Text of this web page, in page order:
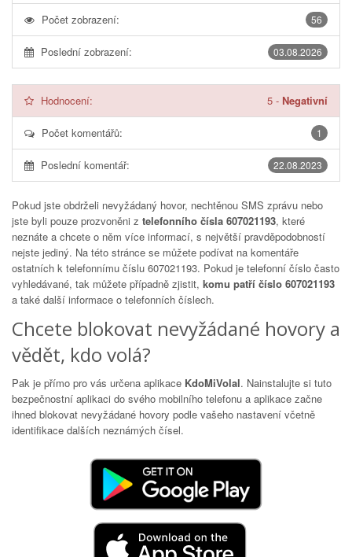
56
Počet zobrazení:
03.08.2026
Poslední zobrazení:
Hodnocení: 5 - Negativní
1
Počet komentářů:
22.08.2023
Poslední komentář:
Pokud jste obdrželi nevyžádaný hovor, nechtěnou SMS zprávu nebo
jste byli pouze prozvoněni z telefonního čísla 607021193, které
neznáte a chcete o něm více informací, s největší pravděpodobností
nejste jediný. Na této stránce se můžete podívat na komentáře
ostatních k telefonnímu číslu 607021193. Pokud je telefonní číslo často
vyhledávané, tak můžete případně zjistit, komu patří číslo 607021193
a také další informace o telefonních číslech.
Chcete blokovat nevyžádané hovory a
vědět, kdo volá?
Pak je přímo pro vás určena aplikace KdoMiVolal. Nainstalujte si tuto
bezpečnostní aplikaci do svého mobilního telefonu a aplikace začne
ihned blokovat nevyžádané hovory podle vašeho nastavení včetně
identifikace dalších neznámých čísel.